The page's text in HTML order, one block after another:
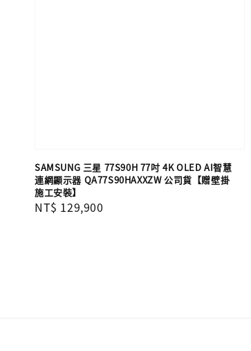
SAMSUNG 三星 77S90H 77吋 4K OLED AI智慧
連網顯示器 QA77S90HAXXZW 公司貨【贈壁掛
施工安裝】
Regular
NT$ 129,900